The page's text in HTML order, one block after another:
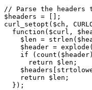
// Parse the headers
$headers = [];
curl_setopt($ch,
function($curl,
$len =
$header =
if
      return $len;
    return $len;
  });